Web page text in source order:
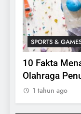
SPORTS &
10 Fakta
Olahraga
1 tahun ago